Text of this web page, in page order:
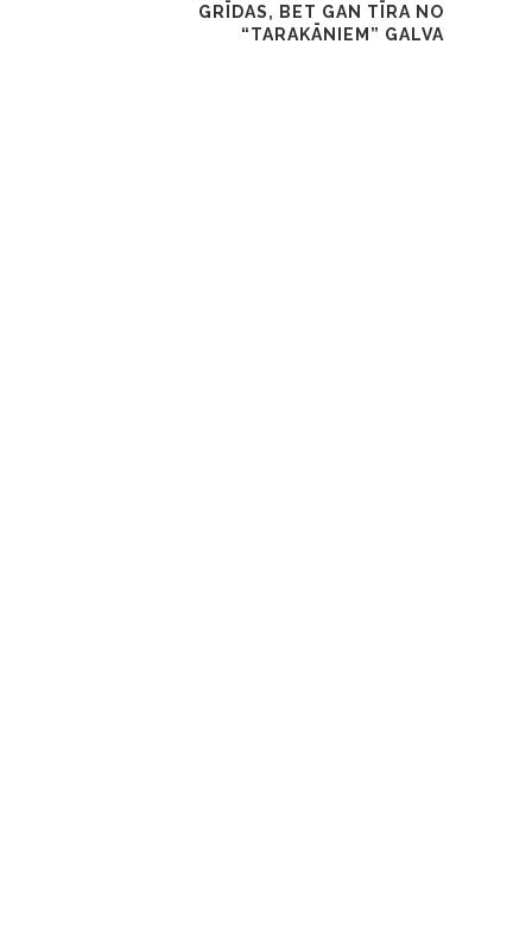
GRĪDAS, BET GAN TĪRA NO
“TARAKĀNIEM” GALVA